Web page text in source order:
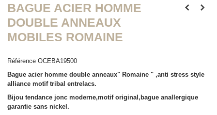
BAGUE ACIER HOMME
DOUBLE ANNEAUX
MOBILES ROMAINE
Référence OCEBA19500
Bague acier homme double anneaux" Romaine " ,anti stress style
alliance motif tribal entrelacs.
Bijou tendance jonc moderne,motif original,bague anallergique
garantie sans nickel.